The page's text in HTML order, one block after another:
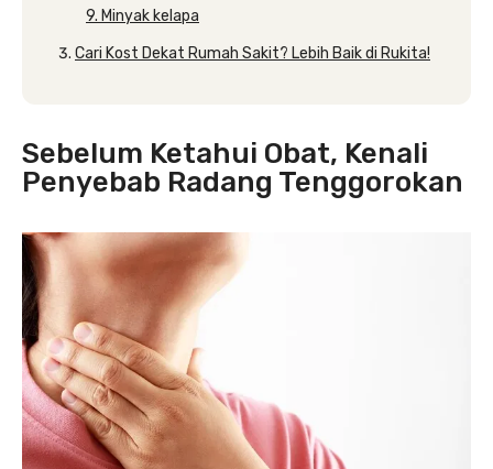
9. Minyak kelapa
Cari Kost Dekat Rumah Sakit? Lebih Baik di Rukita!
Sebelum Ketahui Obat, Kenali
Penyebab Radang Tenggorokan